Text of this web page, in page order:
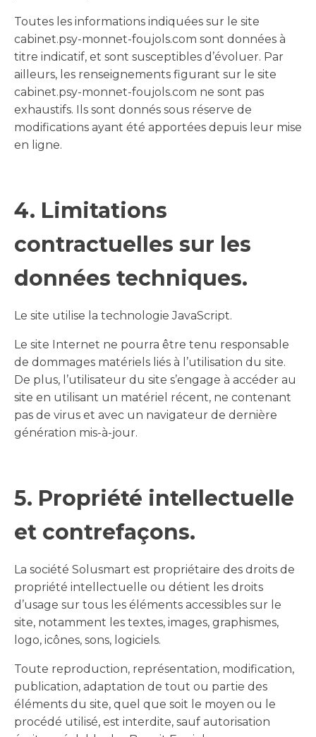
Toutes les informations indiquées sur le site
cabinet.psy-monnet-foujols.com sont données à
titre indicatif, et sont susceptibles d’évoluer. Par
ailleurs, les renseignements figurant sur le site
cabinet.psy-monnet-foujols.com ne sont pas
exhaustifs. Ils sont donnés sous réserve de
modifications ayant été apportées depuis leur mise
en ligne.
4. Limitations
contractuelles sur les
données techniques.
Le site utilise la technologie JavaScript.
Le site Internet ne pourra être tenu responsable
de dommages matériels liés à l’utilisation du site.
De plus, l’utilisateur du site s’engage à accéder au
site en utilisant un matériel récent, ne contenant
pas de virus et avec un navigateur de dernière
génération mis-à-jour.
5. Propriété intellectuelle
et contrefaçons.
La société Solusmart est propriétaire des droits de
propriété intellectuelle ou détient les droits
d’usage sur tous les éléments accessibles sur le
site, notamment les textes, images, graphismes,
logo, icônes, sons, logiciels.
Toute reproduction, représentation, modification,
publication, adaptation de tout ou partie des
éléments du site, quel que soit le moyen ou le
procédé utilisé, est interdite, sauf autorisation